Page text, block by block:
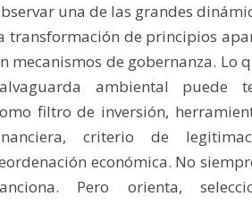
una de las grandes
transformación de principios
mecanismos de gobernanza. Lo
ambiental puede
filtro de inversión,
criterio de
económica. No
Pero orienta,